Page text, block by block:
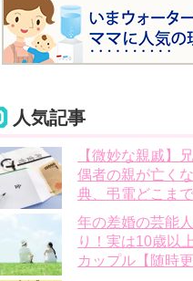
人気記事
【微妙な親戚】
偶者の親が亡く
典、弔電どこま
年の差婚の芸能
り！実は10歳以
カップル【随時更